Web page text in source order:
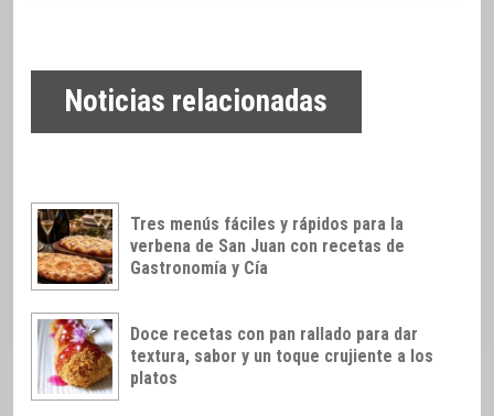
Noticias relacionadas
Tres menús fáciles y rápidos para la
verbena de San Juan con recetas de
Gastronomía y Cía
Doce recetas con pan rallado para dar
textura, sabor y un toque crujiente a los
platos